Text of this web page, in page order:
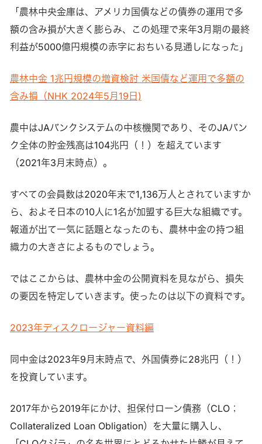
「農林中央金庫は、アメリカ国債などの債券の運用で多
額の含み損が大きく膨らみ、この処理で来年3月期の最終
利益が5000億円規模の赤字におちいる見通しになった」
農林中金 1兆円規模の増資検討 米国債など運用で多額の
含み損（NHK 2024年5月19日)
農中はJAバンクシステムの中核機関であり、そのJAバン
ク全体の貯金残高は104兆円（！）を超えています
（2021年3月末時点）。
すべての会員数は2020年末で1,136万人とされていますか
ら、およそ日本の10人に1名が加盟する巨大な組織です。
報道が出て一気に話題となったのも、農林中金の持つ組
織力の大きさによるものでしょう。
ではここからは、農林中金の公開資料を見ながら、損失
の要因を特定していきます。使ったのは以下の資料です。
2023年ディスクロージャー資料編
同中金は2023年9月末時点で、外国債券に28兆円（！）
を投資しています。
2017年から2019年にかけ、担保付ローン債務（CLO；
Collateralized Loan Obligation）を大量に購入し、